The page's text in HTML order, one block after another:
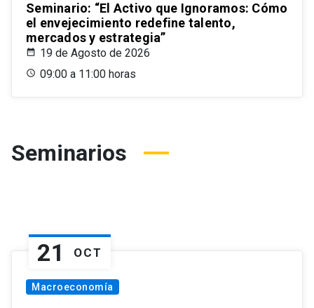
Seminario: “El Activo que Ignoramos: Cómo
el envejecimiento redefine talento,
mercados y estrategia”
19 de Agosto de 2026
09:00 a 11:00 horas
Seminarios
21 OCT
Macroeconomía